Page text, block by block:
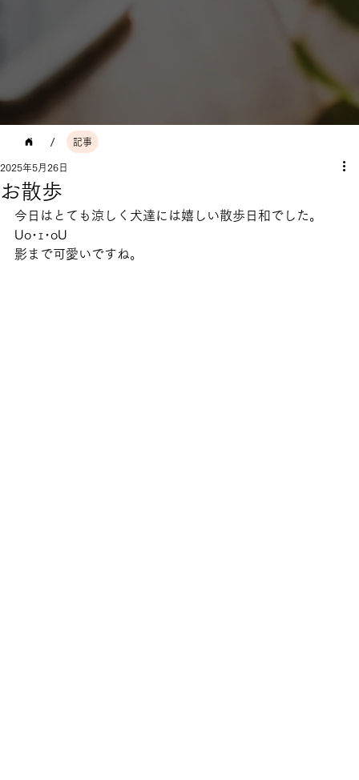
お散歩
2025年5月26日
今日はとても涼しく犬達には嬉しい散歩日和でした。
Uo･ｪ･oU
影まで可愛いですね。
/ 記事